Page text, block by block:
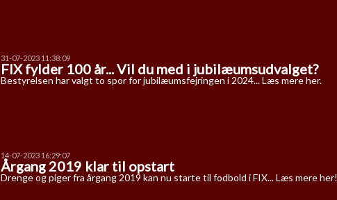
31-07-2023 11:38:09
FIX fylder 100 år... Vil du med i jubilæumsudvalget?
Bestyrelsen har valgt to spor for jubilæumsfejringen i 2024... Læs mere her.
14-07-2023 16:29:07
Årgang 2019 klar til opstart
Drenge og piger fra årgang 2019 kan nu starte til fodbold i FIX... Læs mere her!